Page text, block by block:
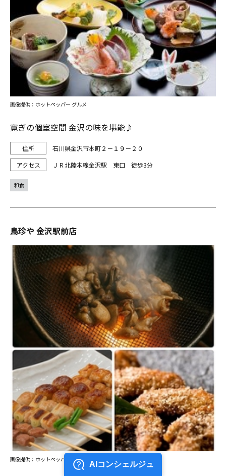
寛ぎの個室空間 金沢の味を堪能♪
石川県金沢市本町２－１９－２０
ＪＲ北陸本線金沢駅 東口 徒歩3分
画像提供：ホットペッパー グルメ
和食
鳥珍や 金沢駅前店
画像提供：ホットペッパー グルメ